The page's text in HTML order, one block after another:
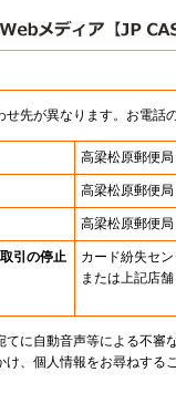
先が異なります。お電話
高梁松原郵便局
高梁松原郵便局
高梁松原郵便局
引の停止
カード紛失セ
または上記店舗
てに自動音声等による不審
け、個人情報をお尋ねする